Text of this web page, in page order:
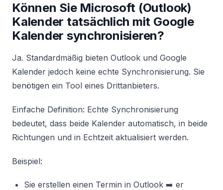
Können Sie Microsoft (Outlook)
Kalender tatsächlich mit Google
Kalender synchronisieren?
Ja. Standardmäßig bieten Outlook und Google
Kalender jedoch keine echte Synchronisierung. Sie
benötigen ein Tool eines Drittanbieters.
Einfache Definition: Echte Synchronisierung
bedeutet, dass beide Kalender automatisch, in beide
Richtungen und in Echtzeit aktualisiert werden.
Beispiel:
Sie erstellen einen Termin in Outlook ➡️ er